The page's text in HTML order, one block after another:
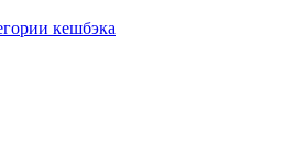
кешбэка